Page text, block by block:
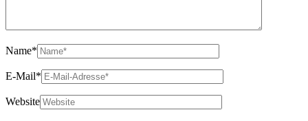
Name*
E-Mail*
Website